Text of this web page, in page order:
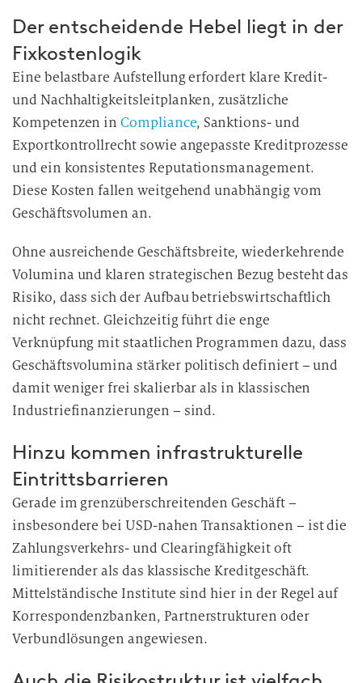
Der entscheidende Hebel liegt in der
Fixkostenlogik
Eine belastbare Aufstellung erfordert klare Kredit-
und Nachhaltigkeitsleitplanken, zusätzliche
Kompetenzen inCompliance, Sanktions- und
Exportkontrollrecht sowie angepasste Kreditprozesse
und ein konsistentes Reputationsmanagement.
Diese Kosten fallen weitgehend unabhängig vom
Geschäftsvolumen an.
Ohne ausreichende Geschäftsbreite, wiederkehrende
Volumina und klaren strategischen Bezug besteht das
Risiko, dass sich der Aufbau betriebswirtschaftlich
nicht rechnet. Gleichzeitig führt die enge
Verknüpfung mit staatlichen Programmen dazu, dass
Geschäftsvolumina stärker politisch definiert – und
damit weniger frei skalierbar als in klassischen
Industriefinanzierungen – sind.
Hinzu kommen infrastrukturelle
Eintrittsbarrieren
Gerade im grenzüberschreitenden Geschäft –
insbesondere bei USD-nahen Transaktionen – ist die
Zahlungsverkehrs- und Clearingfähigkeit oft
limitierender als das klassische Kreditgeschäft.
Mittelständische Institute sind hier in der Regel auf
Korrespondenzbanken, Partnerstrukturen oder
Verbundlösungen angewiesen.